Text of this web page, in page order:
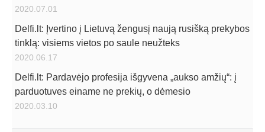
2020.07.01
Delfi.lt: Įvertino į Lietuvą žengusį naują rusišką prekybos
tinklą: visiems vietos po saule neužteks
2020.06.17
Delfi.lt: Pardavėjo profesija išgyvena „aukso amžių“: į
parduotuves einame ne prekių, o dėmesio
2020.03.10